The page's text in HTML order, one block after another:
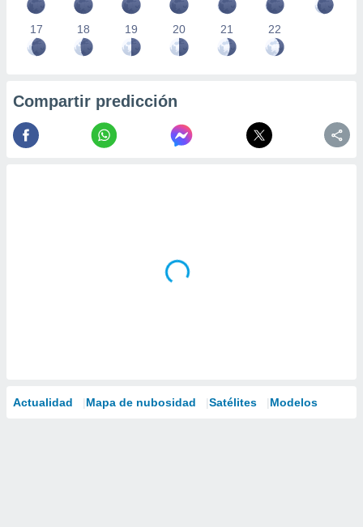
17 18 19 20 21 22
Compartir predicción
Actualidad Mapa de nubosidad Satélites Modelos